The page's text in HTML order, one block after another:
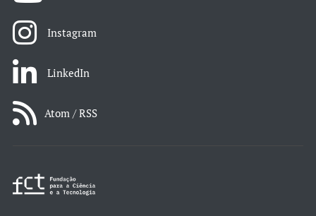
Instagram
LinkedIn
Atom / RSS